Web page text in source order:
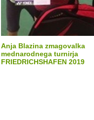
Anja Blazina zmagovalka
mednarodnega turnirja
FRIEDRICHSHAFEN 2019